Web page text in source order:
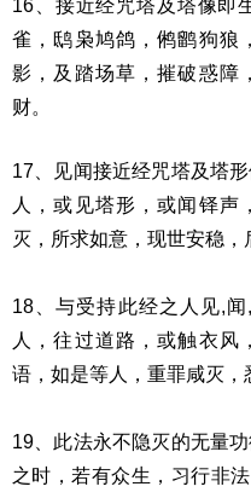
16、接近经咒塔及塔像即
雀，鸱枭鸠鸽，鸺鹠狗狼
影，及踏场草，摧破惑障
财。
17、见闻接近经咒塔及塔
人，或见塔形，或闻铎声
灭，所求如意， 现世安稳，
18、与受持此经之人见,
人，往过道路，或触衣风
语，如是等人，重罪咸灭，
19、此法永不隐灭的无量
之时， 若有众生，习行非